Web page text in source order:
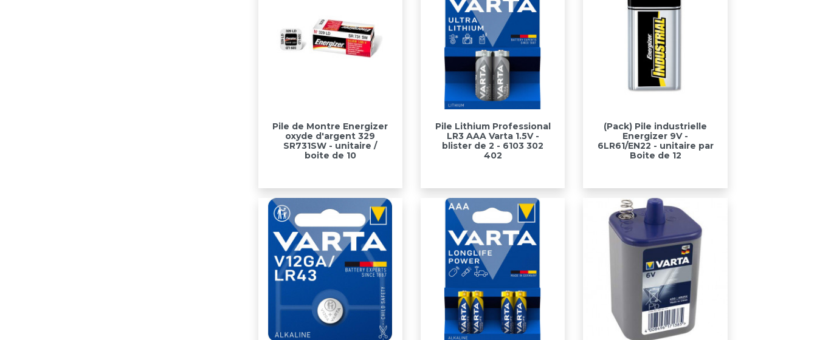
 Aperçu rapide
Pile de Montre Energizer
oxyde d'argent 329
SR731SW - unitaire /
boite de 10
 Aperçu rapide
Pile Lithium Professional
LR3 AAA Varta 1.5V -
blister de 2 - 6103 302
402
Aperçu rapide
(Pack) Pile industrielle
Energizer 9V -
6LR61/EN22 - unitaire par
Boite de 12